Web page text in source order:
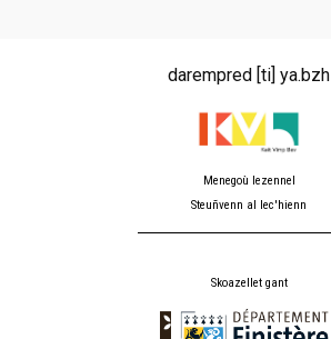
darempred [ti] ya.bzh
Menegoù lezennel
Steuñvenn al lec'hienn
Skoazellet gant